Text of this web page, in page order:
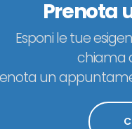
Prenota
Esponi le tue
chiama
un